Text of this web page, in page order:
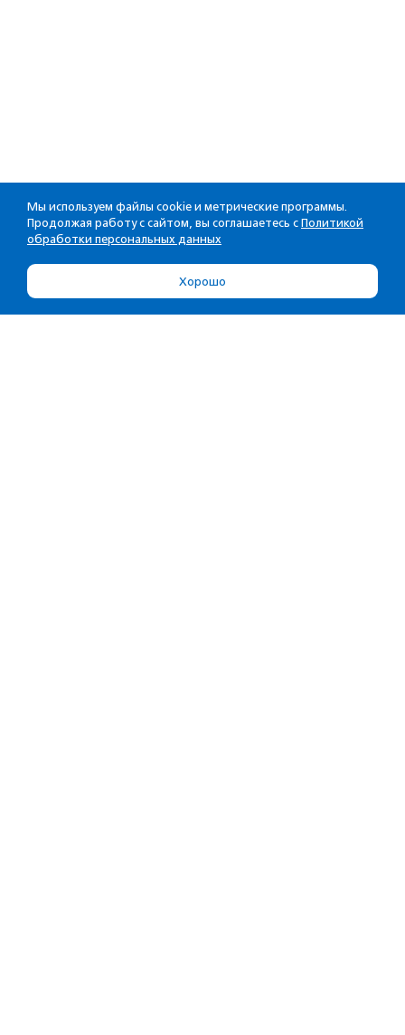
Мы используем файлы cookie и метрические программы.
Продолжая работу с сайтом, вы соглашаетесь с Политикой
обработки персональных данных
Хорошо